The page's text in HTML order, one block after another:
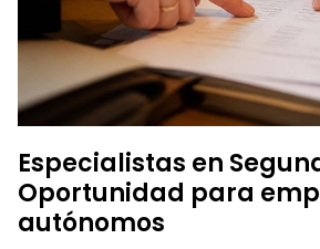
Especialistas en
Oportunidad para
autónomos